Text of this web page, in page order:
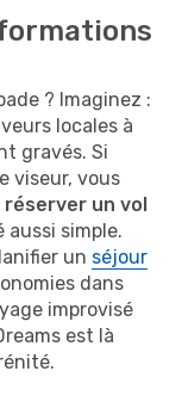
? Imaginez :
locales à
gravés. Si
viseur, vous
réserver un vol
aussi simple.
un séjour
dans
improvisé
est là